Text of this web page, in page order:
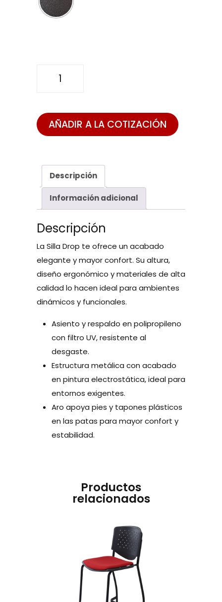
DROP
AÑADIR A LA COTIZACIÓN
Descripción
Información adicional
Descripción
La Silla Drop te ofrece un acabado
elegante y mayor confort. Su altura,
diseño ergonómico y materiales de alta
calidad lo hacen ideal para ambientes
dinámicos y funcionales.
Asiento y respaldo en polipropileno
con filtro UV, resistente al
desgaste.
Estructura metálica con acabado
en pintura electrostática, ideal para
entornos exigentes.
Aro apoya pies y tapones plásticos
en las patas para mayor confort y
estabilidad.
Productos
relacionados